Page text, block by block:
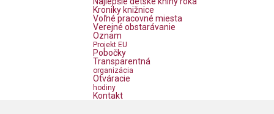
Kroniky knižnice
Voľné pracovné miesta
Verejné obstarávanie
Oznam
Projekt EU
Pobočky
Transparentná
organizácia
Otváracie
hodiny
Kontakt